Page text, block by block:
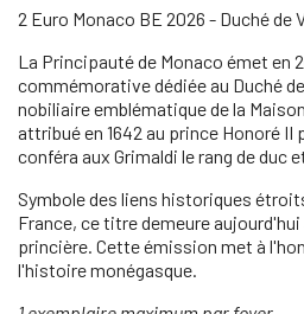
2 Euro Monaco BE 2026 - Duché de
La Principauté de Monaco émet en
commémorative dédiée au Duché
nobiliaire emblématique de la
attribué en 1642 au prince Honoré II
conféra aux Grimaldi le rang de duc
Symbole des liens historiques
France, ce titre demeure
princière. Cette émission met à
l'histoire monégasque.